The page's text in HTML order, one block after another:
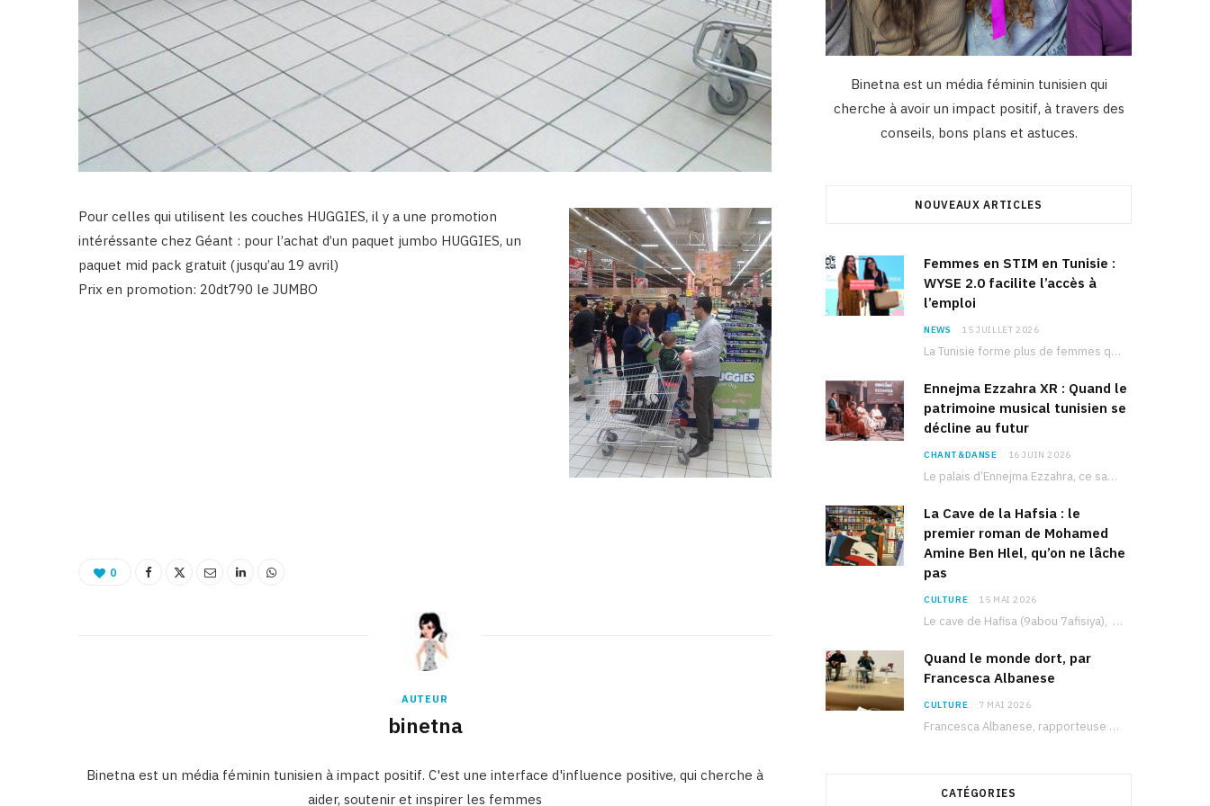
Pour celles qui utilisent les couches HUGGIES, il y a une promotion
intéréssante chez Géant : pour l’achat d’un paquet jumbo HUGGIES, un
paquet mid pack gratuit (jusqu’au 19 avril)
Prix en promotion: 20dt790 le JUMBO
0
AUTEUR
binetna
Binetna est un média féminin tunisien à impact positif. C'est une interface d'influence positive, qui cherche à
aider, soutenir et inspirer les femmes
Binetna est un média féminin tunisien qui
cherche à avoir un impact positif, à travers des
conseils, bons plans et astuces.
NOUVEAUX ARTICLES
Femmes en STIM en Tunisie :
WYSE 2.0 facilite l’accès à
l’emploi
NEWS 15 JUILLET 2026
La Tunisie forme plus de femmes que d’hommes dans les filières scientifiques. Pourtant, pour beaucoup…
Ennejma Ezzahra XR : Quand le
patrimoine musical tunisien se
décline au futur
CHANT&DANSE 16 JUIN 2026
Le palais d’Ennejma Ezzahra, ce sanctuaire de la musique tunisienne et méditerranéenne construit par le…
La Cave de la Hafsia : le
premier roman de Mohamed
Amine Ben Hlel, qu’on ne lâche
pas
CULTURE 15 MAI 2026
Le cave de Hafisa (9abou 7afisiya), premier roman du journaliste tunisien Mohamed Amine Ben Hlel,…
Quand le monde dort, par
Francesca Albanese
CULTURE 7 MAI 2026
Francesca Albanese, rapporteuse spéciale de l’ONU sur les territoires palestiniens occupés, était à Tunis pour…
CATÉGORIES